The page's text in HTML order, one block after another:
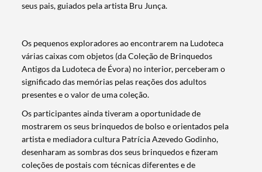
seus pais, guiados pela artista Bru Junça.
Os pequenos exploradores ao encontrarem na Ludoteca
várias caixas com objetos (da Coleção de Brinquedos
Antigos da Ludoteca de Évora) no interior, perceberam o
significado das memórias pelas reações dos adultos
presentes e o valor de uma coleção.
Os participantes ainda tiveram a oportunidade de
mostrarem os seus brinquedos de bolso e orientados pela
artista e mediadora cultura Patrícia Azevedo Godinho,
desenharam as sombras dos seus brinquedos e fizeram
coleções de postais com técnicas diferentes e de